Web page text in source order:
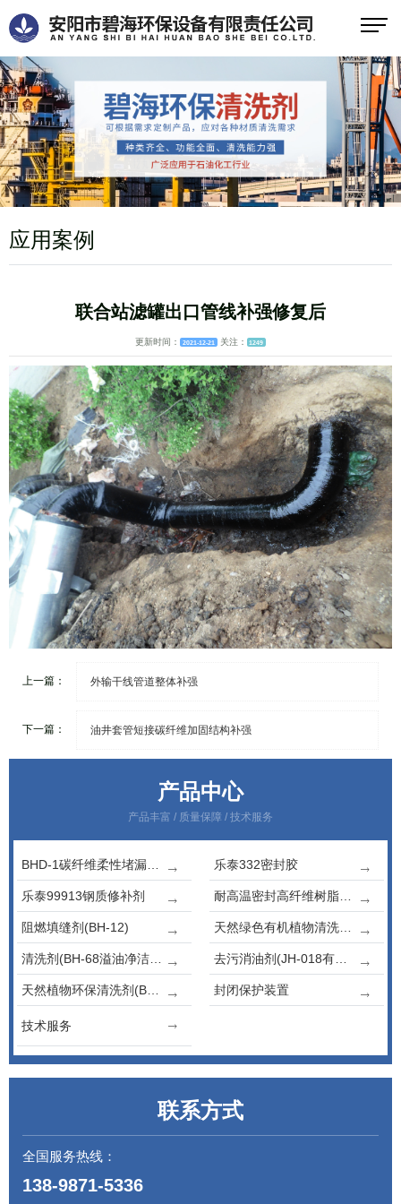
产品中心
产品丰富 / 质量保障 / 技术服务
BHD-1碳纤维柔性堵漏密封胶 乐泰332密封胶
乐泰99913钢质修补剂 耐高温密封高纤维树脂石墨胶
阻燃填缝剂(BH-12) 天然绿色有机植物清洗剂(BH-06)
清洗剂(BH-68溢油净洁剂) 去污消油剂(JH-018有机油洁液)
天然植物环保清洗剂(BH-07) 封闭保护装置
技术服务
联系方式
全国服务热线：
138-9871-5336
应用案例
联合站滤罐出口管线补强修复后
更新时间： 2021-12-21 关注： 1249
上一篇： 外输干线管道整体补强
下一篇： 油井套管短接碳纤维加固结构补强